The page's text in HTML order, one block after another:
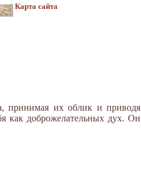
Карта сайта
принимая их облик и приводя
как доброжелательных дух. Он